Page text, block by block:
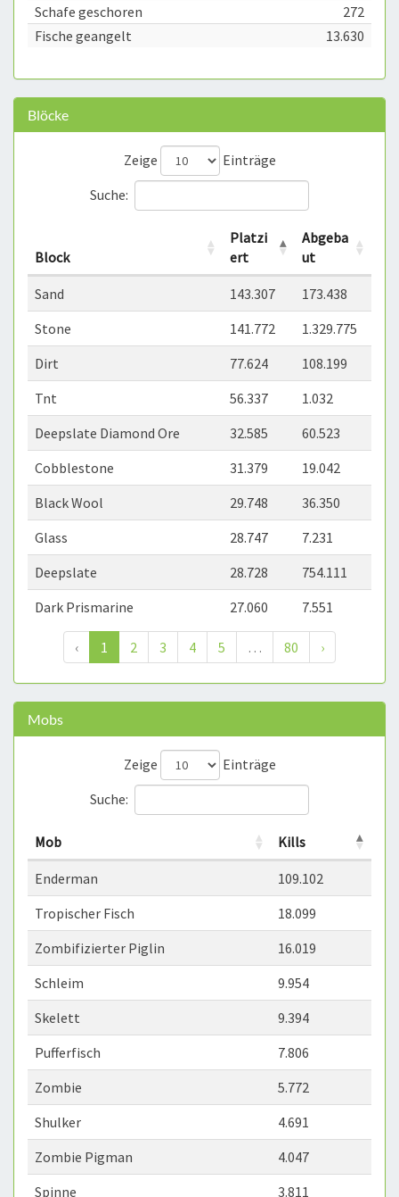
Schafe geschoren
272
Fische geangelt
13.630
Blöcke
Zeige
Einträge
Suche:
Block
Platzi
ert
Abgeba
ut
Sand 143.307
173.438
Stone
141.772
1.329.775
Dirt
77.624
108.199
Tnt
56.337
1.032
Deepslate Diamond Ore
32.585
60.523
Cobblestone
31.379
19.042
Black Wool
29.748
36.350
Glass
28.747
7.231
Deepslate
28.728
754.111
Dark Prismarine
27.060 7.551
‹ 1 2 3 4 5 … 80 ›
Mobs
Zeige
Einträge
Suche:
Mob Kills
Enderman
109.102
Tropischer Fisch
18.099
Zombifizierter Piglin
16.019
Schleim
9.954
Skelett
9.394
Pufferfisch
7.806
Zombie
5.772
Shulker
4.691
Zombie Pigman
4.047
Spinne
3.811